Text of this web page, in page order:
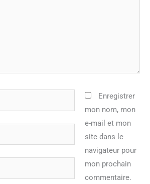
Enregistrer
mon nom, mon
e-mail et mon
site dans le
navigateur pour
mon prochain
commentaire.